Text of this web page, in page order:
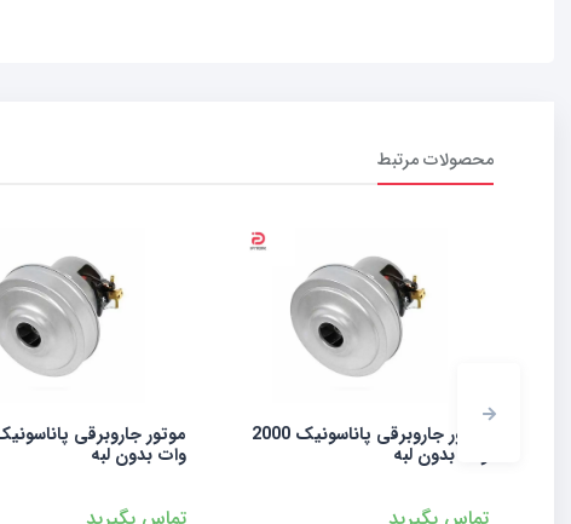
محصولات مرتبط
موتور جاروبرقی پاناسونیک 2000 موتور جاروبرقی پاناسونیک 1800